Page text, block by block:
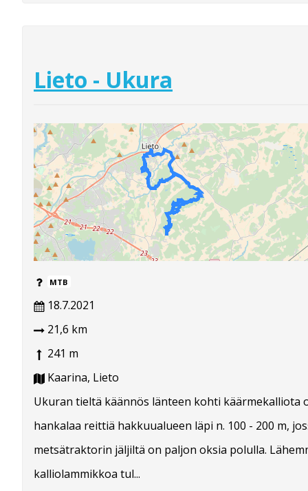
Lieto - Ukura
MTB
18.7.2021
21,6 km
241 m
Kaarina, Lieto
Ukuran tieltä käännös länteen kohti käärmekalliota
hankalaa reittiä hakkuualueen läpi n. 100 - 200 m,
metsätraktorin jäljiltä on paljon oksia polulla.
kalliolammikkoa tul...